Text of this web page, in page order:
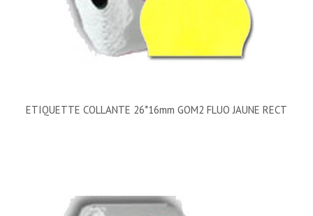
ETIQUETTE COLLANTE 26*16mm GOM2 FLUO JAUNE RECT